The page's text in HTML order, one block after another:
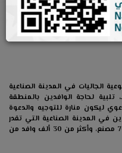
الجاليات في المدينة الصناعية
بالدمام (سلام) في العام 1436هـ، تلبية لحاجة الوافدين بالمنطقة
ليكون منارة للتوجيه والدعوة
في المدينة الصناعية التي تقدر
مساحتها بـ 25 مليون متر مربع، وتحوي 700 مصنع، وأكثر من 30 ألف وافد من